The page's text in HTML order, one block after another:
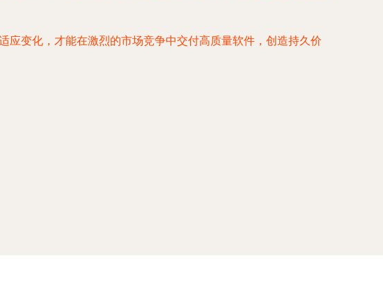
变化，才能在激烈的市场竞争中交付高质量软件，创造持久价